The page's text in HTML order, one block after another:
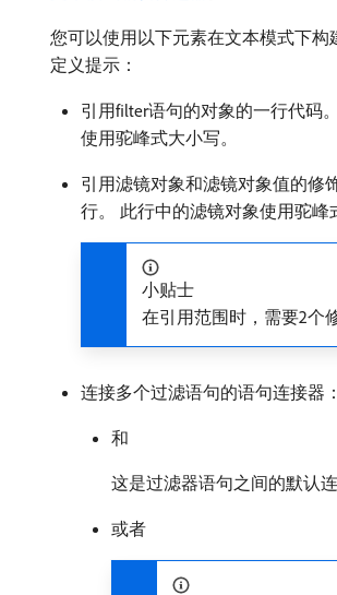
您可以使用以下元素在文本模式下构
定义提示：
引用filter语句的对象的一行代码
使用驼峰式大小写。
引用滤镜对象和滤镜对象值的修
行。 此行中的滤镜对象使用驼峰
小贴士
在引用范围时，需要2个
连接多个过滤语句的语句连接器：
和
这是过滤器语句之间的默认连
或者